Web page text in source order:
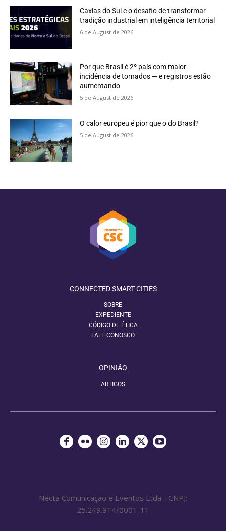
Caxias do Sul e o desafio de transformar
tradição industrial em inteligência territorial
6 de August de 2026
Por que Brasil é 2º país com maior
incidência de tornados — e registros estão
aumentando
5 de August de 2026
O calor europeu é pior que o do Brasil?
5 de August de 2026
CONNECTED SMART CITIES
SOBRE
EXPEDIENTE
CÓDIGO DE ÉTICA
FALE CONOSCO
OPINIÃO
ARTIGOS
Necta Comunicação e Eventos Ltda - CNPJ:
25.249.914/0001-11